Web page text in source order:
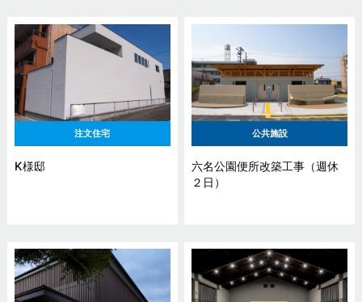
注文住宅
K様邸
公共施設
六名公園便所改築工事（週休
２日）